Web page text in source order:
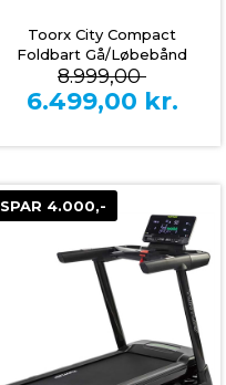
Toorx City Compact
Foldbart Gå/Løbebånd
(Hvid)
8.999,00
6.499,00 kr.
SPAR 4.000,-